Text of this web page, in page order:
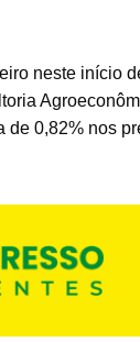
neste início
0,82% nos